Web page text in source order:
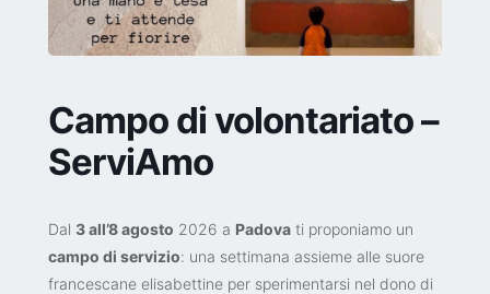
Campo di volontariato –
ServiAmo
Dal 3 all’8 agosto 2026 a Padova ti proponiamo un
campo di servizio: una settimana assieme alle suore
francescane elisabettine per sperimentarsi nel dono di